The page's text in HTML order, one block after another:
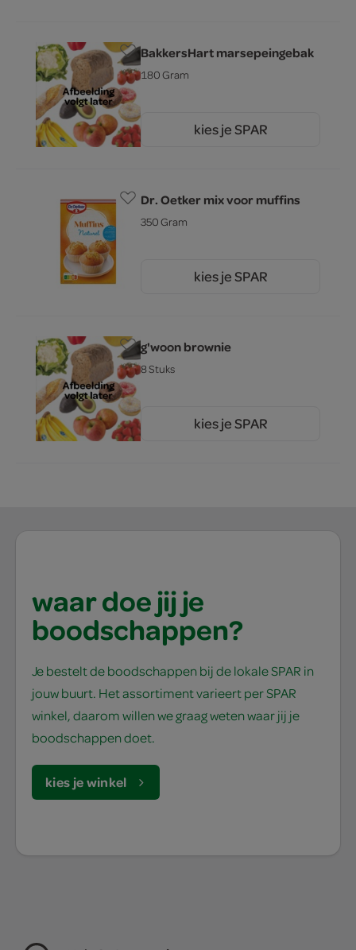
BakkersHart marsepeingebak
180 Gram
kies je SPAR
Dr. Oetker mix voor muffins
350 Gram
kies je SPAR
g'woon brownie
8 Stuks
kies je SPAR
waar doe jij je
boodschappen?
Je bestelt de boodschappen bij de lokale SPAR in
jouw buurt. Het assortiment varieert per SPAR
winkel, daarom willen we graag weten waar jij je
boodschappen doet.
kies je winkel